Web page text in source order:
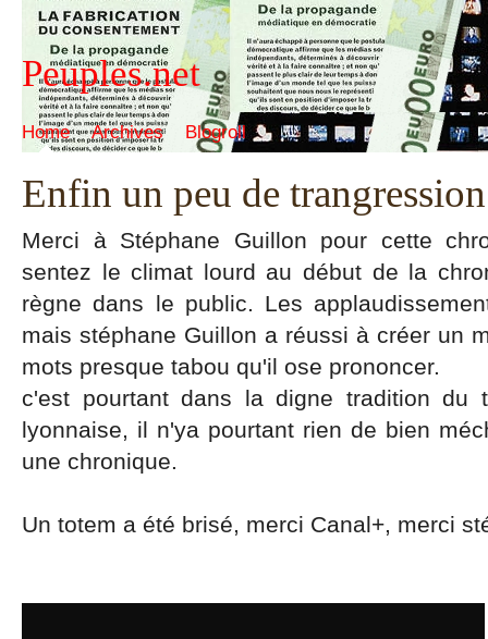
Peuples.net
Home Archives Blogroll
Enfin un peu de
Merci à Stéphane Guillon pour cette
sentez le climat lourd au début de la
règne dans le public. Les
mais stéphane Guillon a réussi à créer un
mots presque tabou qu'il ose prononcer.
c'est pourtant dans la digne tradition du
lyonnaise, il n'ya pourtant rien de bien
une chronique.
Un totem a été brisé, merci Canal+, merci